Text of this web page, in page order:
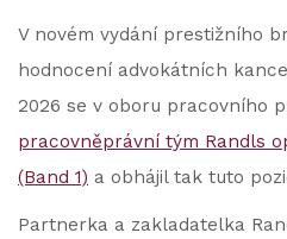
V novém vydání prestižního
hodnocení advokátních
2026 se v oboru pracovního
pracovněprávní tým Randls
(Band 1) a obhájil tak tuto
Partnerka a zakladatelka